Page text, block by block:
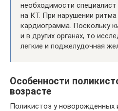
необходимости
на КТ. При нарушении ритма
кардиограмма. Поскольку
и в других органах, то
легкие и поджелудочная
Особенности
возрасте
Поликистоз у новорожденных